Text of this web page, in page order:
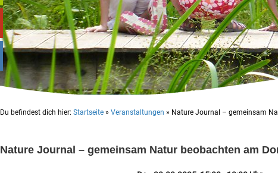
Du befindest dich hier: Startseite » Veranstaltungen » Nature Journal – gemeinsam
Nature Journal – gemeinsam Natur beobachten am